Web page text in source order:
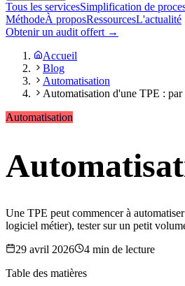
Tous les servicesSimplification de
MéthodeÀ proposRessourcesL'actualité
Obtenir un audit offert →
Accueil
Blog
Automatisation
Automatisation d'une TPE :
Automatisation
Une TPE peut commencer à
logiciel métier), tester sur un petit
29 avril 2026
4 min de lecture
Table des matières